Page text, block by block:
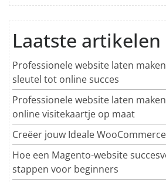
Laatste artikelen
Professionele website laten
sleutel tot online succes
Professionele website laten
online visitekaartje op maat
Creëer jouw Ideale
Hoe een Magento-website
stappen voor beginners